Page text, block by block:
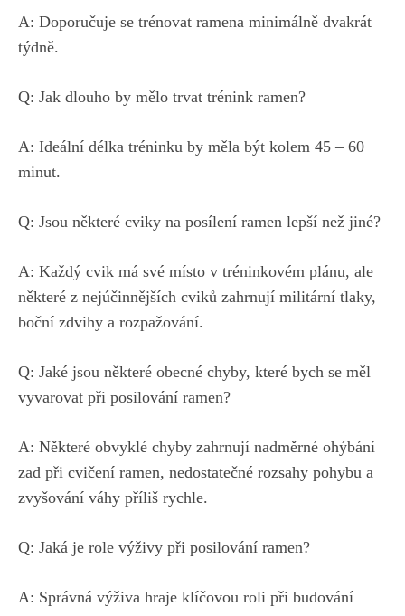
A:​ Doporučuje se trénovat ramena minimálně dvakrát​
týdně.
Q:​ Jak dlouho by mělo trvat trénink​ ramen?
A: Ideální délka tréninku by měla⁣ být kolem 45 – 60
minut.
Q: Jsou některé​ cviky na posílení ramen ⁢lepší než jiné?
A: Každý⁢ cvik má své místo v tréninkovém ⁢plánu, ale
některé z nejúčinnějších ‌cviků zahrnují militární⁤ tlaky,
boční zdvihy ​a ​rozpažování.
Q: Jaké jsou​ některé obecné chyby,​ které bych se⁤ měl
⁤vyvarovat při‍ posilování ramen?
A: Některé ⁣obvyklé chyby‌ zahrnují nadměrné ohýbání
zad při ‌cvičení ramen, nedostatečné rozsahy pohybu a
⁣zvyšování váhy ‌příliš ⁣rychle.
Q: Jaká je role výživy při posilování ramen?
A: ⁢Správná⁢ výživa hraje klíčovou roli ‍při budování⁣